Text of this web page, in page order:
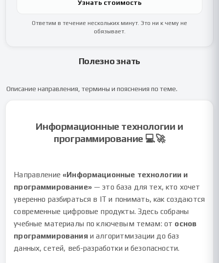
Узнать стоимость
Ответим в течение нескольких минут. Это ни к чему не
обязывает.
Полезно знать
Описание направления, термины и пояснения по теме.
Информационные технологии и
программирование 💻🚀
Направление«Информационные технологии и
программирование»— это база для тех, кто хочет
уверенно разбираться в IT и понимать, как создаются
современные цифровые продукты. Здесь собраны
учебные материалы по ключевым темам: от основ
программированияи алгоритмизации до баз
данных, сетей, веб-разработки и безопасности.